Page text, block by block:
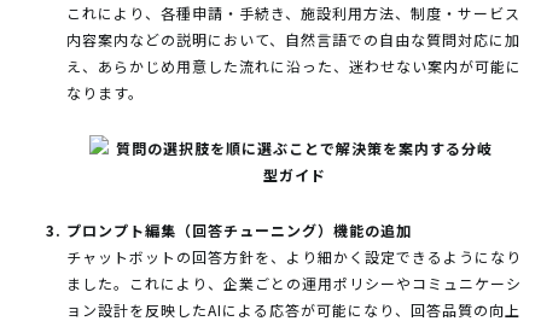
これにより、各種申請・手続き、施設利用方法、制度・サービス
内容案内などの説明において、自然言語での自由な質問対応に加
え、あらかじめ用意した流れに沿った、迷わせない案内が可能に
なります。
プロンプト編集（回答チューニング）機能の追加
チャットボットの回答方針を、より細かく設定できるようになり
ました。これにより、企業ごとの運用ポリシーやコミュニケーシ
ョン設計を反映したAIによる応答が可能になり、回答品質の向上